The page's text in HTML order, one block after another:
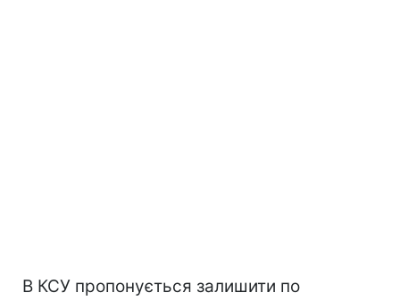
В КСУ пропонується залишити по